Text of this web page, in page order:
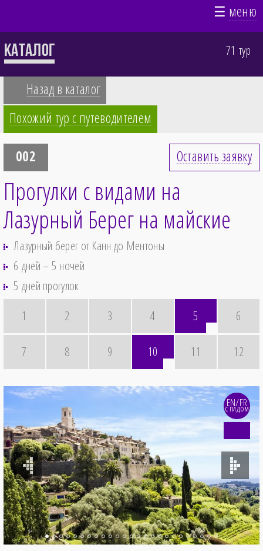
☰ меню
Каталог 71 тур
Назад в каталог
Похожий тур с путеводителем
002 Оставить заявку
Прогулки с видами на
Лазурный Берег на майские
Лазурный берег от Канн до Ментоны
6 дней – 5 ночей
5 дней прогулок
1
2 3 4 5 6
7 8 9 10 11 12
EN/FR
с гидом